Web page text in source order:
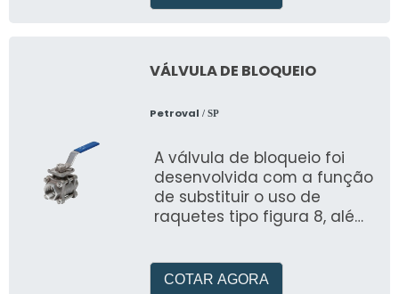
VÁLVULA DE BLOQUEIO
Petroval / SP
A válvula de bloqueio foi
desenvolvida com a função
de substituir o uso de
raquetes tipo figura 8, além
COTAR AGORA